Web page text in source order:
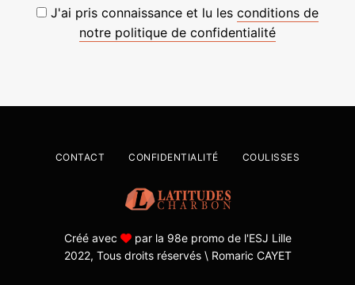
J'ai pris connaissance et lu les conditions de
notre politique de confidentialité
CONTACT CONFIDENTIALITÉ COULISSES
Créé avec par la 98e promo del'ESJ Lille
2022, Tous droits réservés \ Romaric CAYET